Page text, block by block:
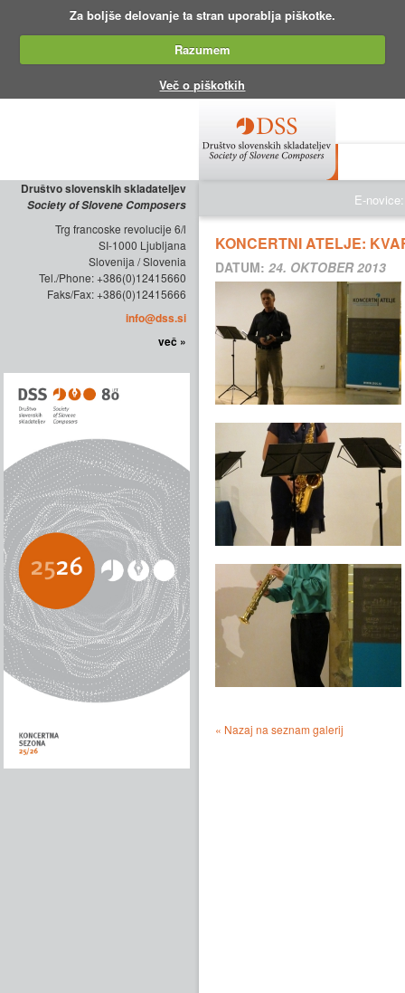
Za boljše delovanje ta stran uporablja piškotke.
Razumem
Več o piškotkih
Društvo slovenskih skladateljev
Society of Slovene Composers
Trg francoske revolucije 6/l
SI-1000 Ljubljana
Slovenija / Slovenia
Tel./Phone: +386(0)12415660
Faks/Fax: +386(0)12415666
info@dss.si
več »
E-novice:
KONCERTNI ATELJE:
DATUM: 24. OKTOBER 2013
« Nazaj na seznam galerij